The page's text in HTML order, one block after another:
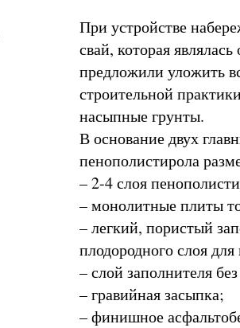
При устройстве
свай, которая
предложили уложить
строительной
насыпные грунты.
В основание двух
пенополистирола
– 2-4 слоя
– монолитные плиты
– легкий, пористый
плодородного слоя
– слой заполнителя
– гравийная засыпка;
– финишное